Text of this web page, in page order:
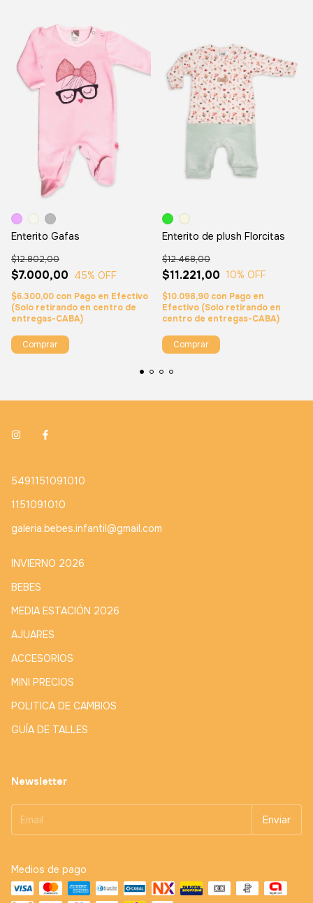
Enterito Gafas
$7.000,00
$12.802,00
45% OFF
$6.300,00 con Pago en Efectivo
(Solo retirando en centro de
entregas-CABA)
Comprar
Enterito de plush Florcitas
$11.221,00
$12.468,00
10% OFF
$10.098,90 con Pago en
Efectivo (Solo retirando en
centro de entregas-CABA)
Comprar
5491151091010
1151091010
galeria.bebes.infantil@gmail.com
INVIERNO 2026
BEBES
MEDIA ESTACIÓN 2026
AJUARES
ACCESORIOS
MINI PRECIOS
POLITICA DE CAMBIOS
GUÍA DE TALLES
Newsletter
Medios de pago